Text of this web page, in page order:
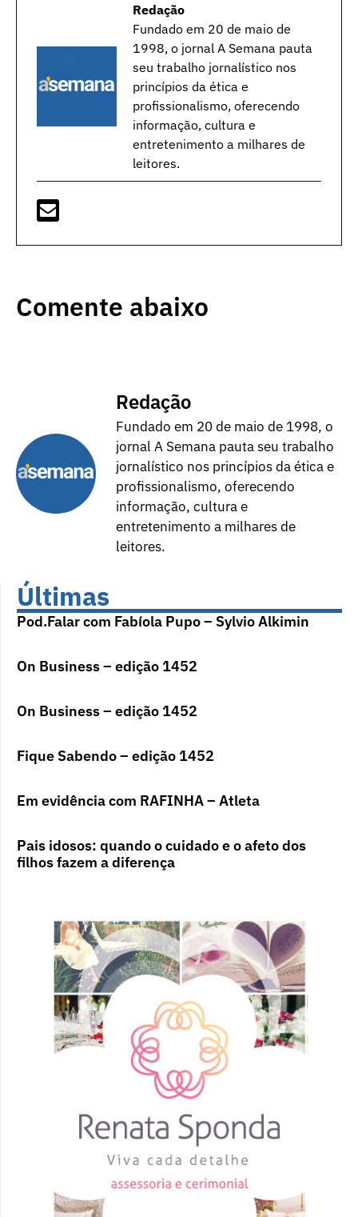
Redação
Fundado em 20 de maio de
1998, o jornal A Semana pauta
seu trabalho jornalístico nos
princípios da ética e
profissionalismo, oferecendo
informação, cultura e
entretenimento a milhares de
leitores.
Comente abaixo
Redação
Fundado em 20 de maio de 1998, o
jornal A Semana pauta seu trabalho
jornalístico nos princípios da ética e
profissionalismo, oferecendo
informação, cultura e
entretenimento a milhares de
leitores.
Últimas
Pod.Falar com Fabíola Pupo – Sylvio Alkimin
On Business – edição 1452
On Business – edição 1452
Fique Sabendo – edição 1452
Em evidência com RAFINHA – Atleta
Pais idosos: quando o cuidado e o afeto dos
filhos fazem a diferença